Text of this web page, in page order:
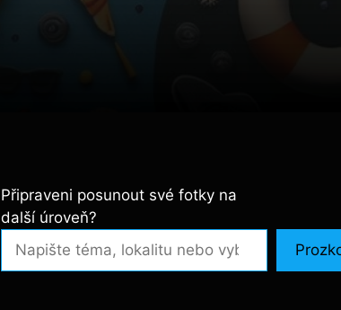
Připraveni posunout své fotky na
další úroveň?